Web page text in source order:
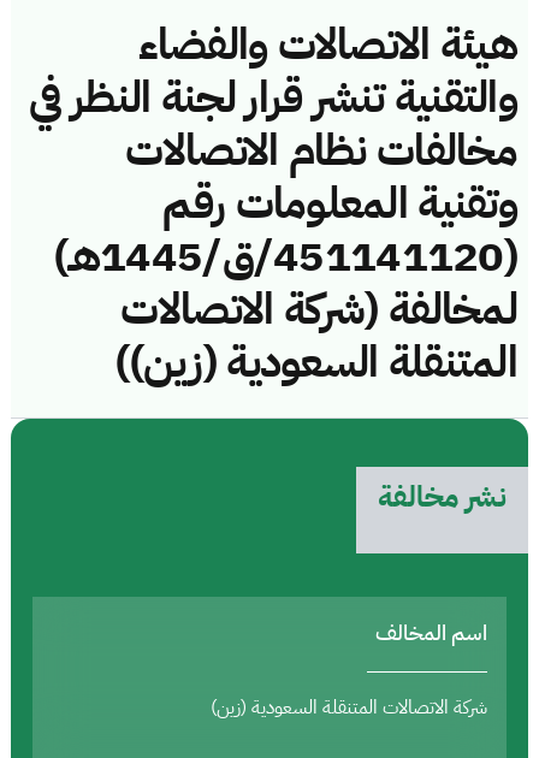
هيئة الاتصالات والفضاء
والتقنية تنشر قرار لجنة النظر في
مخالفات نظام الاتصالات
وتقنية المعلومات رقم
(451141120/ق/1445هـ)
لمخالفة (شركة الاتصالات
المتنقلة السعودية (زين))
نشر مخالفة
اسم المخالف
شركة الاتصالات المتنقلة السعودية (زين)